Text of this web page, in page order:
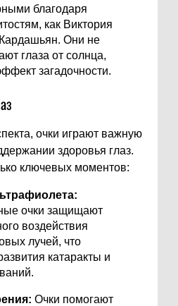
благодаря
как Виктория
Они не
глаза от солнца,
загадочности.
очки играют важную
здоровья глаз.
ключевых моментов:
очки защищают
воздействия
лучей, что
катаракты и
Очки помогают